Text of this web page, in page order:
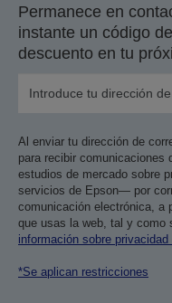
Permanece en
instante un código
descuento en tu
Al enviar tu dirección de
para recibir
estudios de mercado sobre
servicios de Epson— por
comunicación electrónica, a
que usas la web, tal y como
información sobre
*Se aplican restricciones